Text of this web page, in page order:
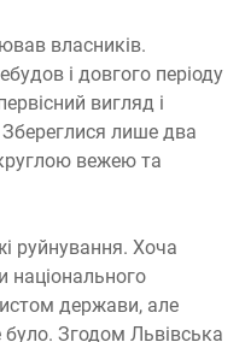
власників.
і довгого періоду
вигляд і
Збереглися лише два
вежею та
руйнування. Хоча
національного
держави, але
було. Згодом Львівська